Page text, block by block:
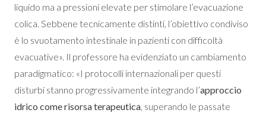
liquido ma a pressioni elevate per stimolare l’evacuazione
colica. Sebbene tecnicamente distinti, l’obiettivo condiviso
è lo svuotamento intestinale in pazienti con difficoltà
evacuative». Il professore ha evidenziato un cambiamento
paradigmatico: «I protocolli internazionali per questi
disturbi stanno progressivamente integrando l’approccio
idrico come risorsa terapeutica , superando le passate